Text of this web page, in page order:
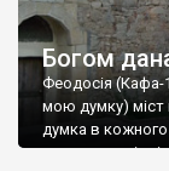
Богом
Феодосія (Кафа-
мою думку) міст
думка в кожного
запрошую